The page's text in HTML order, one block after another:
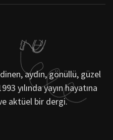
aydın, gönüllü, güzel
yılında yayın hayatına
aktüel bir dergi.